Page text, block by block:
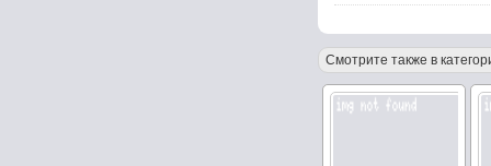
Смотрите также в